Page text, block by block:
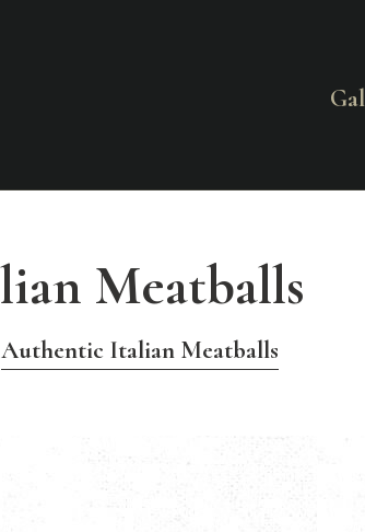
Meatballs
Authentic Italian Meatballs